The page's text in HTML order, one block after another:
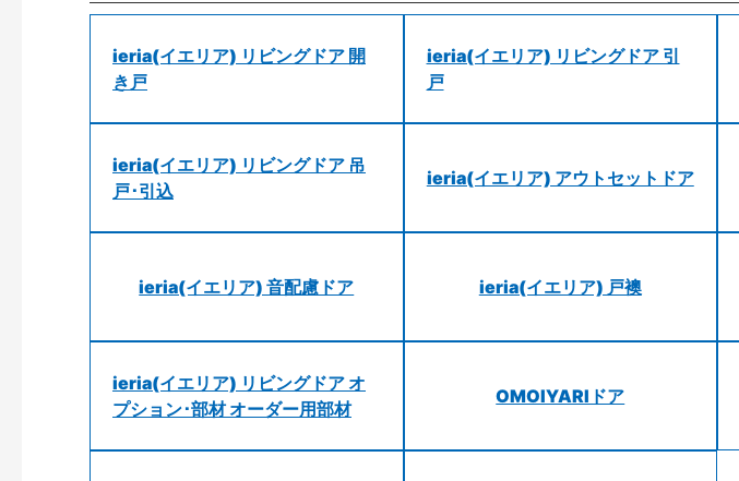
ieria(イエリア) リビングドア 開
き戸
ieria(イエリア) リビングドア 引
戸
ieria(イエリア) リビングドア 吊
戸･引込
ieria(イエリア) アウトセットドア
ieria(イエリア) 音配慮ドア ieria(イエリア) 戸襖
ieria(イエリア) リビングドア オ
プション･部材 オーダー用部材
OMOIYARIドア